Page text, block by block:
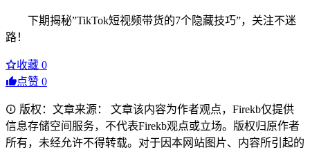
下期揭秘”TikTok短视频带货的7个隐藏技巧”，关注不迷
路！
收藏 0
点赞 0
版权：文章来源： 文章该内容为作者观点，Firekb仅提供
信息存储空间服务，不代表Firekb观点或立场。版权归原作者
所有，未经允许不得转载。对于因本网站图片、内容所引起的